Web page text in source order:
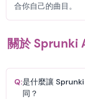
合你自己的曲目。
關於 Sprunki
Q:是什麼讓
同？